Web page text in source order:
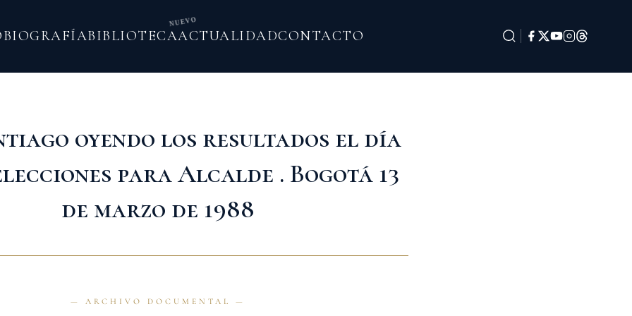
BIOGRAFÍABIBLIOTECA
NUEVO
ACTUALIDADCONTACTO
oyendo los resultados el día
para Alcalde . Bogotá 13
de marzo de 1988